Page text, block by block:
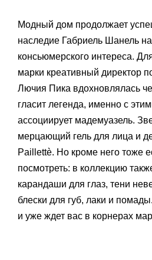
Модный дом продолжает
наследие Габриель Шанель
консьюмерского интереса.
марки креативный директор
Лючия Пика вдохновлялась
гласит легенда, именно с
ассоциирует мадемуазель.
мерцающий гель для лица и
Paillettè. Но кроме него тоже
посмотреть: в коллекцию
карандаши для глаз, тени
блески для губ, лаки и
и уже ждет вас в корнерах